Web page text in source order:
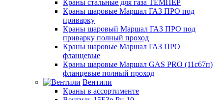
Краны стальные для газа ТЕМПЕР
Краны шаровые Маршал ГАЗ ПРО под
приварку
Краны шаровый Маршал ГАЗ ПРО под
приварку полный проход
Краны шаровые Маршал ГАЗ ПРО
фланцевые
Краны шаровые Маршал GAS PRO (11с67п)
фланцевые полный проход
Вентили
Краны в ассортименте